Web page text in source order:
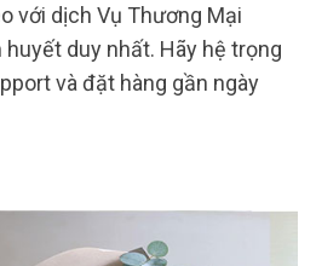
với dịch Vụ Thương Mại
duy nhất. Hãy hệ trọng
và đặt hàng gần ngày